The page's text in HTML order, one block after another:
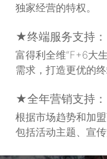
独家经营的特权。
★终端服务支持：
富得利全维“F+6大
需求，打造更优的终
★全年营销支持：
根据市场趋势和加
包括活动主题、宣